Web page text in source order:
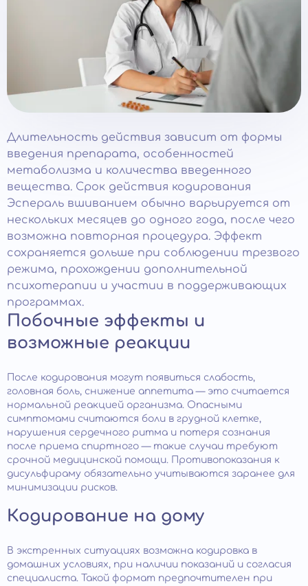
Длительность действия зависит от формы
введения препарата, особенностей
метаболизма и количества введенного
вещества. Срок действия кодирования
Эспераль вшиванием обычно варьируется от
нескольких месяцев до одного года, после чего
возможна повторная процедура. Эффект
сохраняется дольше при соблюдении трезвого
режима, прохождении дополнительной
психотерапии и участии в поддерживающих
программах.
Побочные эффекты и
возможные реакции
После кодирования могут появиться слабость,
головная боль, снижение аппетита — это считается
нормальной реакцией организма. Опасными
симптомами считаются боли в грудной клетке,
нарушения сердечного ритма и потеря сознания
после приема спиртного — такие случаи требуют
срочной медицинской помощи. Противопоказания к
дисульфираму обязательно учитываются заранее для
минимизации рисков.
Кодирование на дому
В экстренных ситуациях возможна кодировка в
домашних условиях, при наличии показаний и согласия
специалиста. Такой формат предпочтителен при